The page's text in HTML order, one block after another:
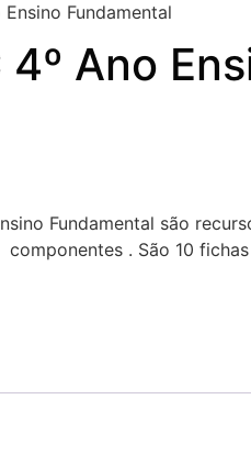
Fundamental
4º Ano
Fundamental são
. São 10